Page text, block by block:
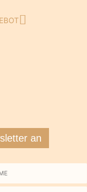
Nächster
an